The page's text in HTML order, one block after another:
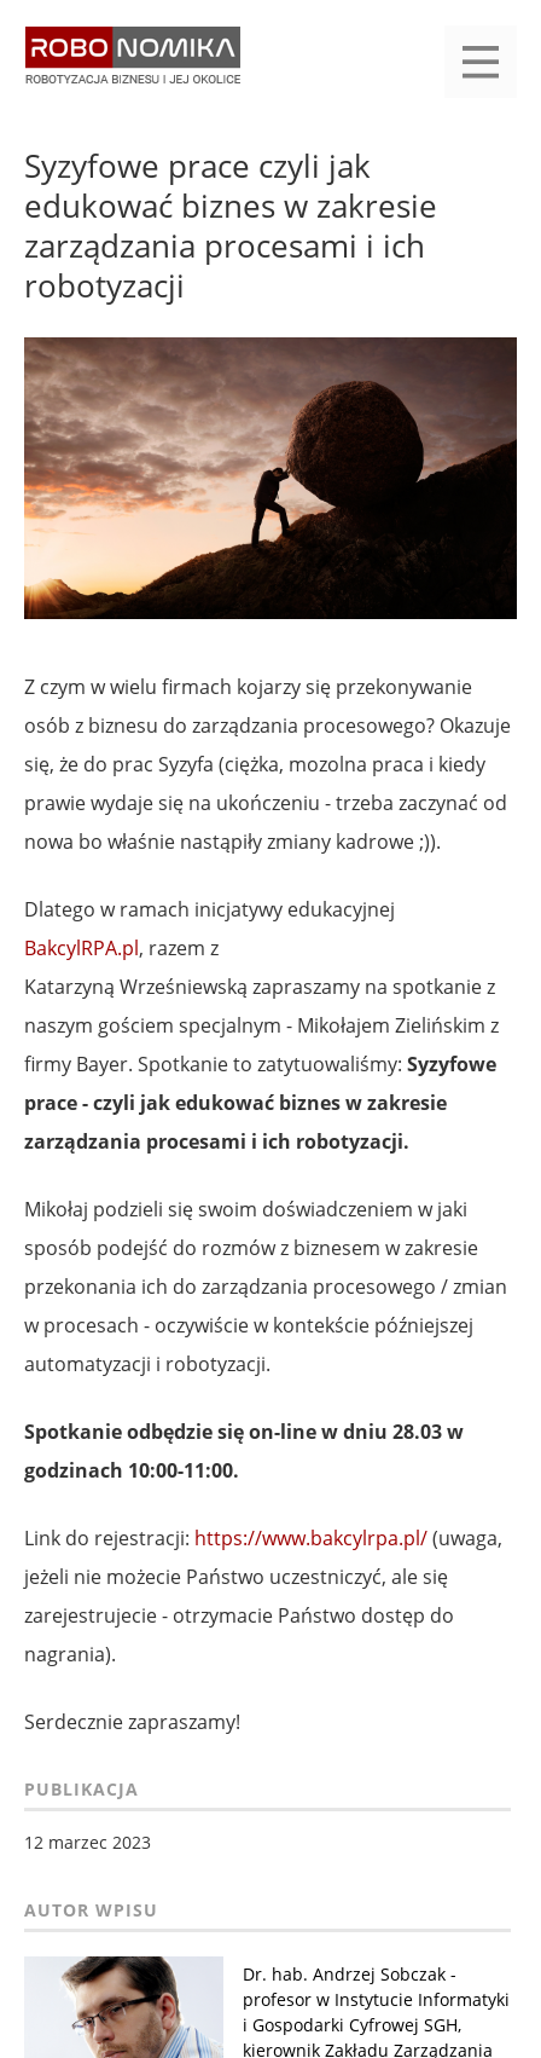
treści
yasne
main
menu
Syzyfowe prace czyli jak
edukować biznes w zakresie
zarządzania procesami i ich
robotyzacji
Z czym w wielu firmach kojarzy się przekonywanie
osób z biznesu do zarządzania procesowego? Okazuje
się, że do prac Syzyfa (ciężka, mozolna praca i kiedy
prawie wydaje się na ukończeniu - trzeba zaczynać od
nowa bo właśnie nastąpiły zmiany kadrowe ;)).
Dlatego w ramach inicjatywy edukacyjnej
BakcylRPA.pl, razem z
Katarzyną Wrześniewską zapraszamy na spotkanie z
naszym gościem specjalnym - Mikołajem Zielińskim z
firmy Bayer. Spotkanie to zatytuowaliśmy: Syzyfowe
prace - czyli jak edukować biznes w zakresie
zarządzania procesami i ich robotyzacji.
Mikołaj podzieli się swoim doświadczeniem w jaki
sposób podejść do rozmów z biznesem w zakresie
przekonania ich do zarządzania procesowego / zmian
w procesach - oczywiście w kontekście późniejszej
automatyzacji i robotyzacji.
Spotkanie odbędzie się on-line w dniu 28.03 w
godzinach 10:00-11:00.
Link do rejestracji: https://www.bakcylrpa.pl/(uwaga,
jeżeli nie możecie Państwo uczestniczyć, ale się
zarejestrujecie - otrzymacie Państwo dostęp do
nagrania).
Serdecznie zapraszamy!
PUBLIKACJA
12 marzec 2023
Dr. hab. Andrzej Sobczak -
profesor w Instytucie Informatyki
i Gospodarki Cyfrowej SGH,
kierownik Zakładu Zarządzania